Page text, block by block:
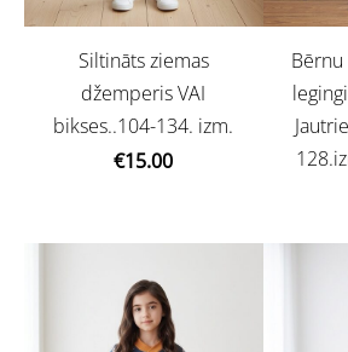
Siltināts ziemas
džemperis VAI
bikses..104-134. izm.
€15.00